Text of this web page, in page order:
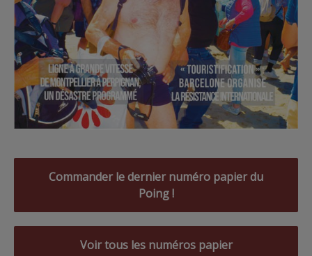
Commander le dernier numéro papier du
Poing !
Voir tous les numéros papier